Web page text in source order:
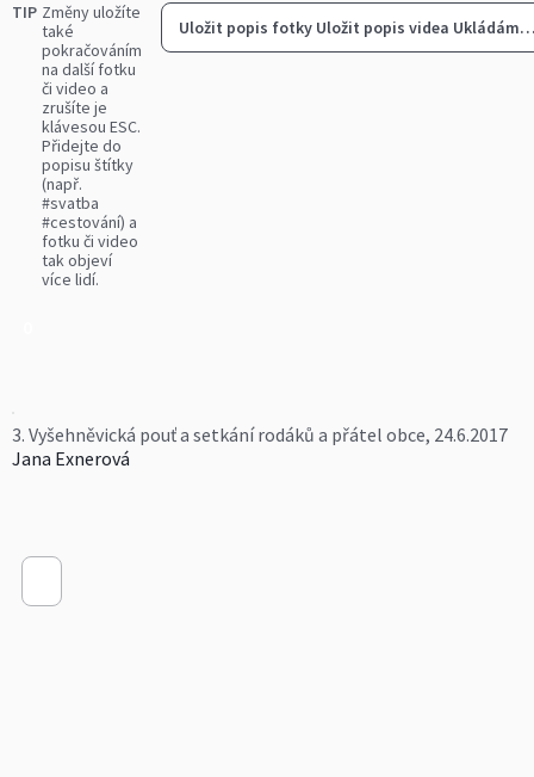
TIP Změny uložíte
také
pokračováním
na další fotku
či video a
zrušíte je
klávesou ESC.
Přidejte do
popisu štítky
(např.
#svatba
#cestování) a
fotku či video
tak objeví
více lidí.
Uložit popis fotky Uložit popis videa
3. Vyšehněvická pouť a setkání rodáků a přátel obce, 24.6.2017
Jana Exnerová